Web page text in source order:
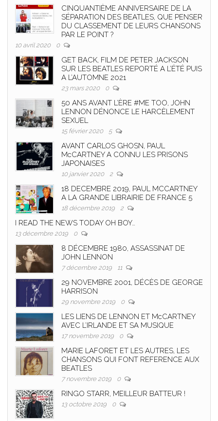
CINQUANTIÈME ANNIVERSAIRE DE LA
SÉPARATION DES BEATLES, QUE PENSER
DU CLASSEMENT DE LEURS CHANSONS
PAR LE POINT ?
10 avril 2020 0
GET BACK, FILM DE PETER JACKSON
SUR LES BEATLES REPORTÉ A L’ÉTÉ PUIS
A L’AUTOMNE 2021
23 mars 2020 0
50 ANS AVANT L’ÈRE #ME TOO, JOHN
LENNON DÉNONCE LE HARCÈLEMENT
SEXUEL
15 février 2020 5
AVANT CARLOS GHOSN, PAUL
McCARTNEY A CONNU LES PRISONS
JAPONAISES
10 janvier 2020 2
18 DECEMBRE 2019, PAUL MCCARTNEY
A LA GRANDE LIBRAIRIE DE FRANCE 5
18 décembre 2019 2
I READ THE NEWS TODAY OH BOY…
13 décembre 2019 0
8 DÉCEMBRE 1980, ASSASSINAT DE
JOHN LENNON
7 décembre 2019 11
29 NOVEMBRE 2001, DÉCÈS DE GEORGE
HARRISON
29 novembre 2019 0
LES LIENS DE LENNON ET McCARTNEY
AVEC L’IRLANDE ET SA MUSIQUE
17 novembre 2019 0
MARIE LAFORET ET LES AUTRES, LES
CHANSONS QUI FONT REFERENCE AUX
BEATLES
7 novembre 2019 0
RINGO STARR, MEILLEUR BATTEUR !
13 octobre 2019 0